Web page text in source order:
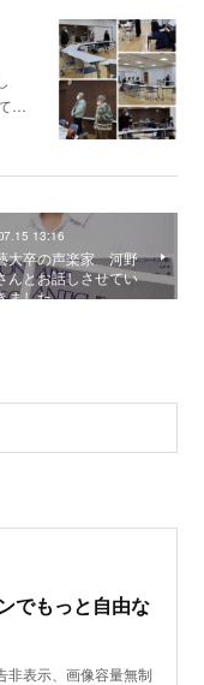
…
13:16
大卒の声楽家 河野
んとお話しさせてい
ました。
でもっと自由な
非表示、画像容量無制